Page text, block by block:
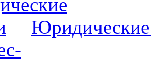
Юридические